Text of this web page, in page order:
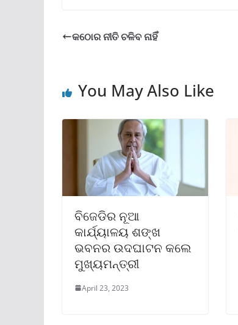
କଠୋର ନୀତି ଚଳିବ ନାହିଁ
You May Also Like
ବିଜେଡିର ନୂଆ
କାର୍ଯ୍ୟାଳୟ ଶଙ୍ଖ
ଭବନର ଉଦଘାଟନ କଲେ
ମୁଖ୍ୟମନ୍ତ୍ରୀ
April 23, 2023